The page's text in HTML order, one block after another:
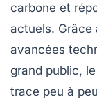
carbone et
actuels. Grâce
avancées
grand public,
trace peu à